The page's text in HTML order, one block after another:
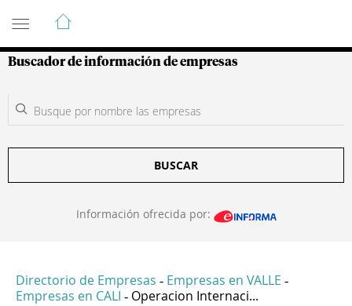
Guía de Empresas Colombianas
Buscador de información de empresas
BUSCAR
Información ofrecida por:
Directorio de Empresas - Empresas en VALLE -
Empresas en CALI - Operacion Internaci...